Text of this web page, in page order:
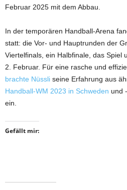
Februar 2025 mit dem Abbau.
In der temporären Handball-Arena
statt: die Vor- und Hauptrunden der
Viertelfinals, ein Halbfinale, das Spiel
2. Februar. Für eine rasche und
brachte Nüssli seine Erfahrung aus
Handball-WM 2023 in Schweden und
ein.
Gefällt mir: